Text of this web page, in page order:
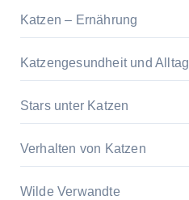
Katzen – Ernährung
Katzengesundheit und Alltag
Stars unter Katzen
Verhalten von Katzen
Wilde Verwandte